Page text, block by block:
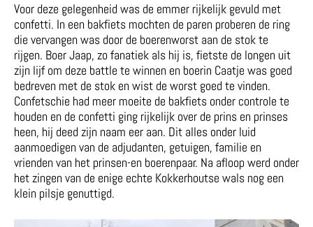
Voor deze gelegenheid was de emmer rijkelijk gevuld met
confetti. In een bakfiets mochten de paren proberen de ring
die vervangen was door de boerenworst aan de stok te
rijgen. Boer Jaap, zo fanatiek als hij is, fietste de longen uit
zijn lijf om deze battle te winnen en boerin Caatje was goed
bedreven met de stok en wist de worst goed te vinden.
Confetschie had meer moeite de bakfiets onder controle te
houden en de confetti ging rijkelijk over de prins en prinses
heen, hij deed zijn naam eer aan. Dit alles onder luid
aanmoedigen van de adjudanten, getuigen, familie en
vrienden van het prinsen-en boerenpaar. Na afloop werd onder
het zingen van de enige echte Kokkerhoutse wals nog een
klein pilsje genuttigd.